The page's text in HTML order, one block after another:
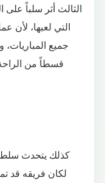
الثالث أثر سلباً
التي لعبها، لأن
جميع
قسطاً من
كذلك يتحدث
لكان فريقه قد